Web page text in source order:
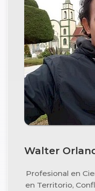
Walter
Profesional en
en Territorio,